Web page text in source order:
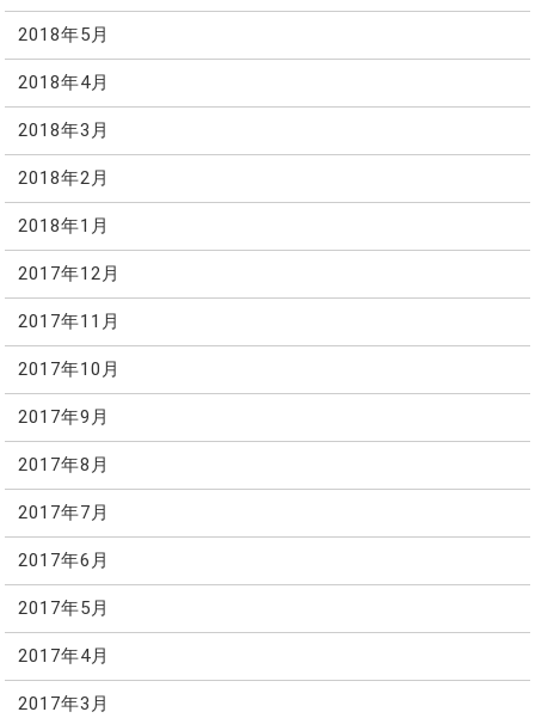
2018年5月
2018年4月
2018年3月
2018年2月
2018年1月
2017年12月
2017年11月
2017年10月
2017年9月
2017年8月
2017年7月
2017年6月
2017年5月
2017年4月
2017年3月